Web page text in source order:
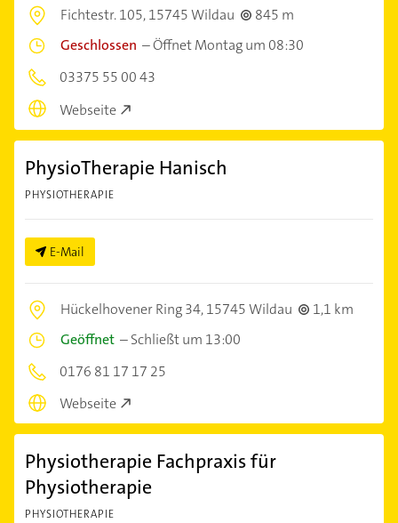
Fichtestr. 105,15745 Wildau
845 m
Geschlossen –Öffnet Montag um 08:30
03375 55 00 43
Webseite
PhysioTherapie Hanisch
PHYSIOTHERAPIE
E-Mail
Hückelhovener Ring 34,15745 Wildau
1,1 km
Geöffnet –Schließt um 13:00
0176 81 17 17 25
Webseite
Physiotherapie Fachpraxis für
Physiotherapie
PHYSIOTHERAPIE